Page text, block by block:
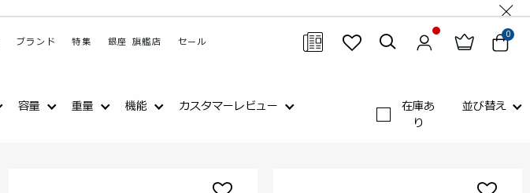
ブランド 特集 銀座 旗艦店 セール
0
閉じる
容量 重量 機能 カスタマーレビュー
在庫あ
り
並び替え